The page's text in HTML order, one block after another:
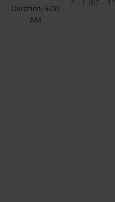
Duration: 4:00
AM
2 - L [67 - 1°]